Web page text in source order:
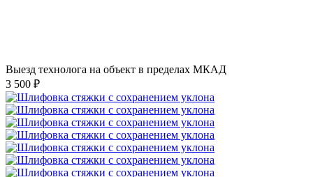
Выезд технолога на объект в пределах МКАД
3 500 ₽